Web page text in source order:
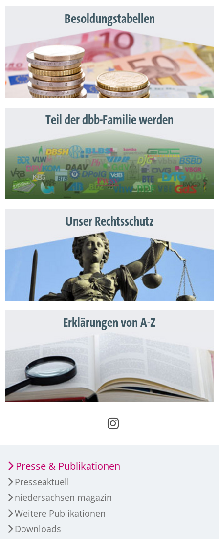
Besoldungstabellen
Teil der dbb-Familie werden
Unser Rechtsschutz
Erklärungen von A-Z
Presse & Publikationen
Presseaktuell
niedersachsen magazin
Weitere Publikationen
Downloads